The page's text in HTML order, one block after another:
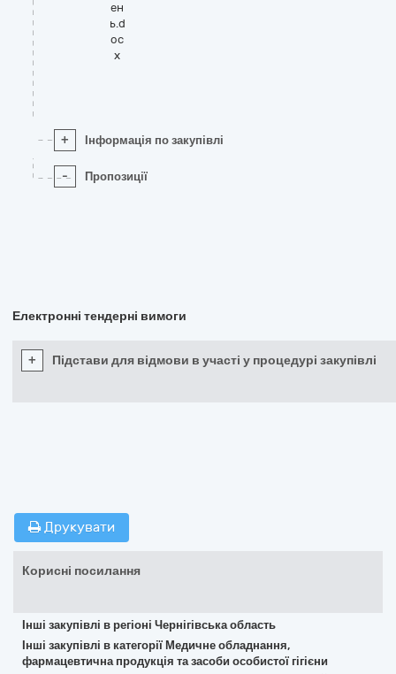
ен
ь.d
oc
x
+ Інформація по закупівлі
- Пропозиції
Електронні тендерні вимоги
+ Підстави для відмови в участі у процедурі закупівлі
Друкувати
Корисні посилання
Інші закупівлі в регіоні Чернігівська область
Інші закупівлі в категорії Медичне обладнання,
фармацевтична продукція та засоби особистої гігієни